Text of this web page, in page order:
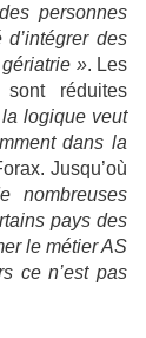
personnes
des
». Les
réduites
logique veut
dans la
Jusqu’où
nombreuses
pays des
le métier AS
ce n’est pas